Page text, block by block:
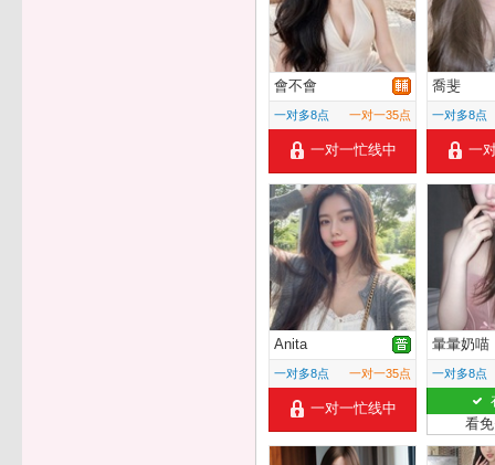
會不會
一对多8点 一对一35点
一对一忙线中
喬斐
一对多8点
一
Anita
一对多8点 一对一35点
一对一忙线中
暈暈奶喵
一对多8点
看